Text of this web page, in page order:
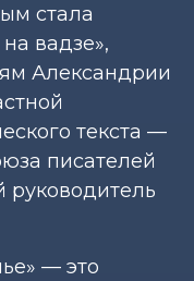
стала
вадзе»,
Александрии
текста —
писателей
руководитель
— это